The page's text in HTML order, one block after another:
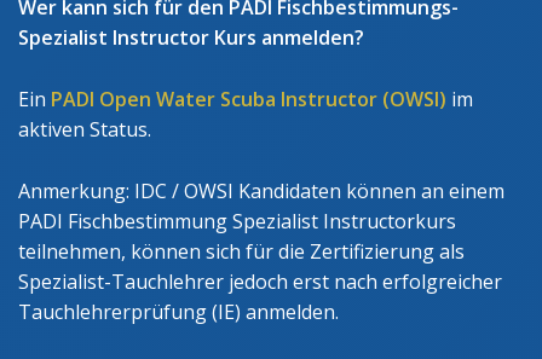
Wer kann sich für den PADI Fischbestimmungs-
Spezialist Instructor Kurs anmelden?
Ein PADI Open Water Scuba Instructor (OWSI) im
aktiven Status.
Anmerkung: IDC / OWSI Kandidaten können an einem
PADI Fischbestimmung Spezialist Instructorkurs
teilnehmen, können sich für die Zertifizierung als
Spezialist-Tauchlehrer jedoch erst nach erfolgreicher
Tauchlehrerprüfung (IE) anmelden.